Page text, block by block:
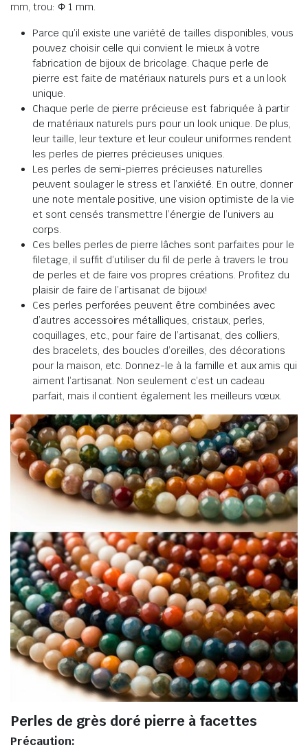
mm, trou: Φ 1 mm.
Parce qu’il existe une variété de tailles disponibles, vous
pouvez choisir celle qui convient le mieux à votre
fabrication de bijoux de bricolage. Chaque perle de
pierre est faite de matériaux naturels purs et a un look
unique.
Chaque perle de pierre précieuse est fabriquée à partir
de matériaux naturels purs pour un look unique. De plus,
leur taille, leur texture et leur couleur uniformes rendent
les perles de pierres précieuses uniques.
Les perles de semi-pierres précieuses naturelles
peuvent soulager le stress et l’anxiété. En outre, donner
une note mentale positive, une vision optimiste de la vie
et sont censés transmettre l’énergie de l’univers au
corps.
Ces belles perles de pierre lâches sont parfaites pour le
filetage, il suffit d’utiliser du fil de perle à travers le trou
de perles et de faire vos propres créations. Profitez du
plaisir de faire de l’artisanat de bijoux!
Ces perles perforées peuvent être combinées avec
d’autres accessoires métalliques, cristaux, perles,
coquillages, etc., pour faire de l’artisanat, des colliers,
des bracelets, des boucles d’oreilles, des décorations
pour la maison, etc. Donnez-le à la famille et aux amis qui
aiment l’artisanat. Non seulement c’est un cadeau
parfait, mais il contient également les meilleurs vœux.
Perles de grès doré pierre à facettes
Précaution: